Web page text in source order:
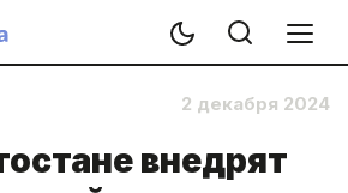
2 декабря 2024
внедрят